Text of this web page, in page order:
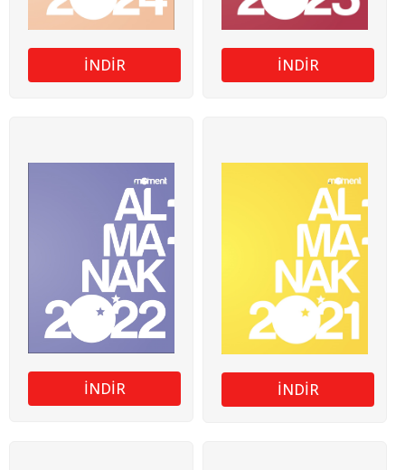
İNDİR İNDİR
İNDİR İNDİR